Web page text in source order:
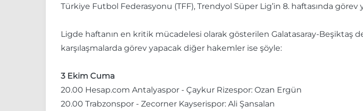
Türkiye Futbol Federasyonu (TFF), Trendyol Süper Lig’in 8. haftasında
Ligde haftanın en kritik mücadelesi olarak gösterilen Galatasaray-Beşiktaş
karşılaşmalarda görev yapacak diğer hakemler ise şöyle:
3 Ekim Cuma
20.00 Hesap.com Antalyaspor - Çaykur Rizespor: Ozan Ergün
20.00 Trabzonspor - Zecorner Kayserispor: Ali Şansalan